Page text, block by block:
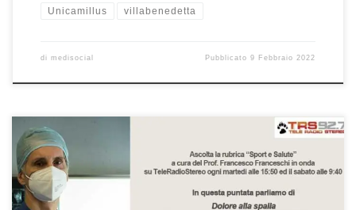
Unicamillus villabenedetta
di medisocial Pubblicato9 Febbraio 2022
Dolore alla spalla – Prof. Francesco Franceschi ortopedico spalla a
Roma – Sport e Salute del 4/1/2022. In questa puntata parliamo